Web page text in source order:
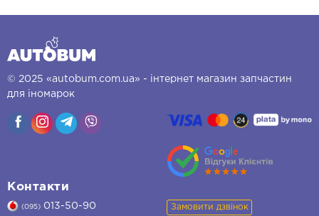
© 2025 «autobum.com.ua» - інтернет магазин запчастин
для іномарок
Контакти
(095) 013-50-90 Замовити дзвінок